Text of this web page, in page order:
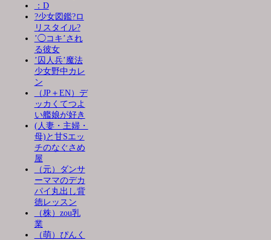
：D
?少女図鑑?ロ
リスタイル?
’◯コキ’され
る彼女
’囚人兵’魔法
少女野中カレ
ン
（JP＋EN）デ
ッカくてつよ
い艦娘が好き
(人妻・主婦・
母)と甘Sエッ
チのなぐさめ
屋
（元）ダンサ
ーママのデカ
パイ丸出し背
徳レッスン
（株）zou乳
業
（萌）ぴんく